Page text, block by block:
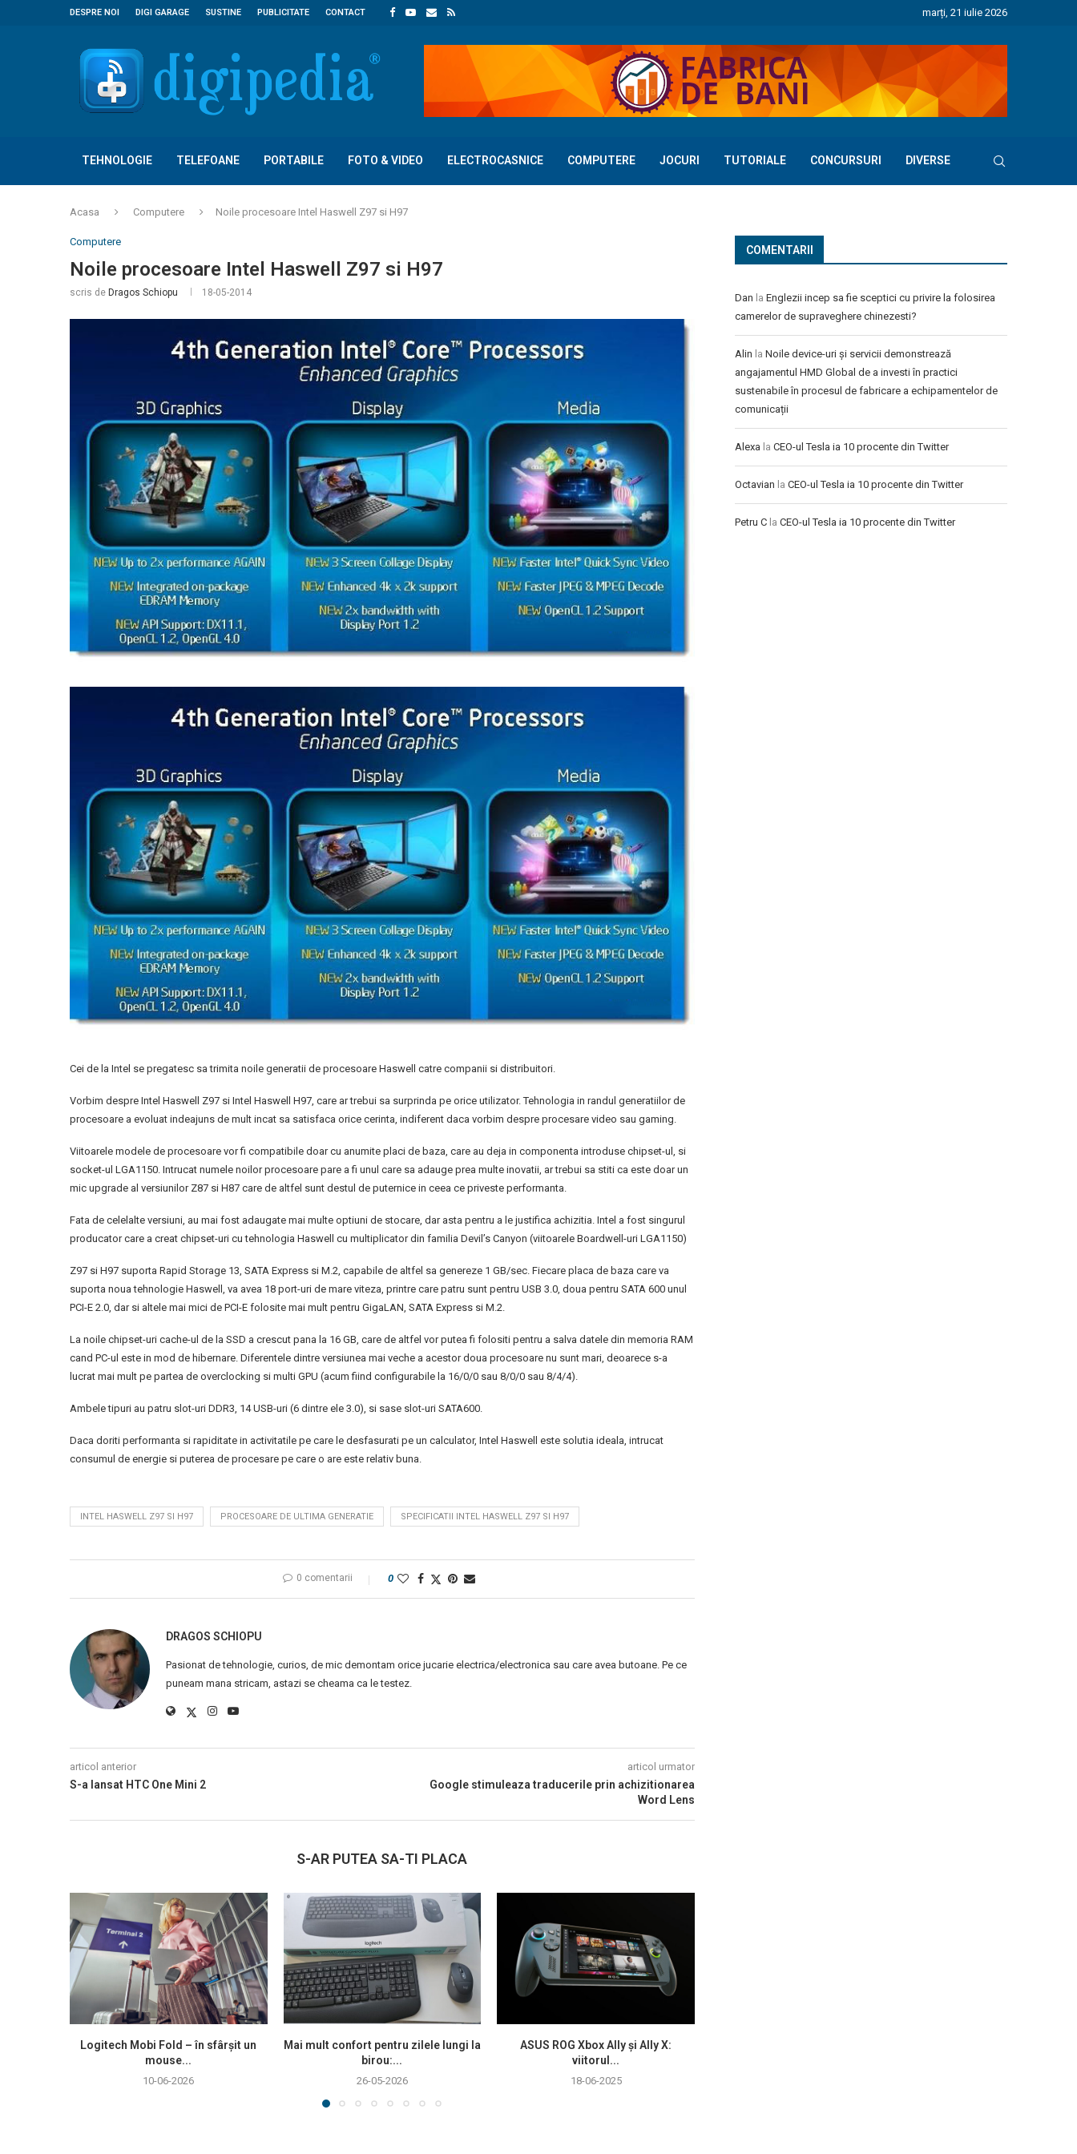
DESPRE NOI DIGI GARAGE SUSTINE PUBLICITATE CONTACT marți, 21 iulie 2026
TEHNOLOGIE TELEFOANE PORTABILE FOTO & VIDEO ELECTROCASNICE COMPUTERE JOCURI TUTORIALE CONCURSURI DIVERSE
Acasa Computere Noile procesoare Intel Haswell Z97 si H97
Computere
Noile procesoare Intel Haswell Z97 si H97
scris de Dragos Schiopu 18-05-2014
Cei de la Intel se pregatesc sa trimita noile generatii de procesoare Haswell catre companii si distribuitori.
Vorbim despre Intel Haswell Z97 si Intel Haswell H97, care ar trebui sa surprinda pe orice utilizator. Tehnologia in randul generatiilor de
procesoare a evoluat indeajuns de mult incat sa satisfaca orice cerinta, indiferent daca vorbim despre procesare video sau gaming.
Viitoarele modele de procesoare vor fi compatibile doar cu anumite placi de baza, care au deja in componenta introduse chipset-ul, si
socket-ul LGA1150. Intrucat numele noilor procesoare pare a fi unul care sa adauge prea multe inovatii, ar trebui sa stiti ca este doar un
mic upgrade al versiunilor Z87 si H87 care de altfel sunt destul de puternice in ceea ce priveste performanta.
Fata de celelalte versiuni, au mai fost adaugate mai multe optiuni de stocare, dar asta pentru a le justifica achizitia. Intel a fost singurul
producator care a creat chipset-uri cu tehnologia Haswell cu multiplicator din familia Devil’s Canyon (viitoarele Boardwell-uri LGA1150)
Z97 si H97 suporta Rapid Storage 13, SATA Express si M.2, capabile de altfel sa genereze 1 GB/sec. Fiecare placa de baza care va
suporta noua tehnologie Haswell, va avea 18 port-uri de mare viteza, printre care patru sunt pentru USB 3.0, doua pentru SATA 600 unul
PCI-E 2.0, dar si altele mai mici de PCI-E folosite mai mult pentru GigaLAN, SATA Express si M.2.
La noile chipset-uri cache-ul de la SSD a crescut pana la 16 GB, care de altfel vor putea fi folositi pentru a salva datele din memoria RAM
cand PC-ul este in mod de hibernare. Diferentele dintre versiunea mai veche a acestor doua procesoare nu sunt mari, deoarece s-a
lucrat mai mult pe partea de overclocking si multi GPU (acum fiind configurabile la 16/0/0 sau 8/0/0 sau 8/4/4).
Ambele tipuri au patru slot-uri DDR3, 14 USB-uri (6 dintre ele 3.0), si sase slot-uri SATA600.
Daca doriti performanta si rapiditate in activitatile pe care le desfasurati pe un calculator, Intel Haswell este solutia ideala, intrucat
consumul de energie si puterea de procesare pe care o are este relativ buna.
INTEL HASWELL Z97 SI H97 PROCESOARE DE ULTIMA GENERATIE SPECIFICATII INTEL HASWELL Z97 SI H97
0 comentarii 0
DRAGOS SCHIOPU
Pasionat de tehnologie, curios, de mic demontam orice jucarie electrica/electronica sau care avea butoane. Pe ce
puneam mana stricam, astazi se cheama ca le testez.
articol anterior
S-a lansat HTC One Mini 2
articol urmator
Google stimuleaza traducerile prin achizitionarea
Word Lens
S-AR PUTEA SA-TI PLACA
Logitech Mobi Fold – în sfârșit un
mouse...
10-06-2026
Mai mult confort pentru zilele lungi la
birou:...
26-05-2026
ASUS ROG Xbox Ally și Ally X:
viitorul...
18-06-2025
COMENTARII
Dan la Englezii incep sa fie sceptici cu privire la folosirea
camerelor de supraveghere chinezesti?
Alin la Noile device-uri și servicii demonstrează
angajamentul HMD Global de a investi în practici
sustenabile în procesul de fabricare a echipamentelor de
comunicații
Alexa la CEO-ul Tesla ia 10 procente din Twitter
Octavian la CEO-ul Tesla ia 10 procente din Twitter
Petru C la CEO-ul Tesla ia 10 procente din Twitter